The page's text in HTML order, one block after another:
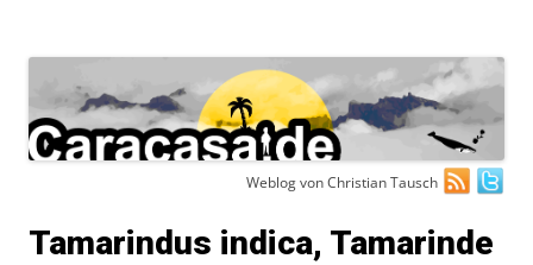
Weblog von Christian Tausch
Tamarindus indica, Tamarinde